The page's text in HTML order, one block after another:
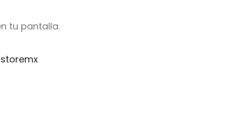
tu pantalla.